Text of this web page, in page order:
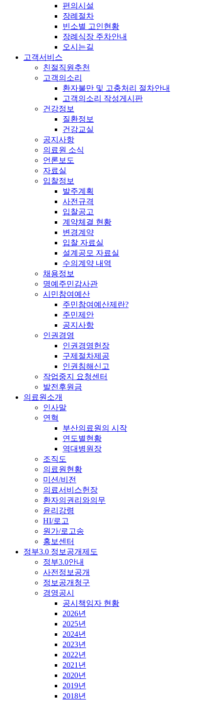
편의시설
장례절차
빈소별 고인현황
장례식장 주차안내
오시는길
고객서비스
친절직원추천
고객의소리
환자불만 및 고충처리 절차안내
고객의소리 작성게시판
건강정보
질환정보
건강교실
공지사항
의료원 소식
언론보도
자료실
입찰정보
발주계획
사전규격
입찰공고
계약체결 현황
변경계약
입찰 자료실
설계공모 자료실
수의계약 내역
채용정보
명예주민감사관
시민참여예산
주민참여예산제란?
주민제안
공지사항
인권경영
인권경영헌장
구제절차제공
인권침해신고
작업중지 요청센터
발전후원금
의료원소개
인사말
연혁
부산의료원의 시작
연도별현황
역대병원장
조직도
의료원현황
미션/비전
의료서비스헌장
환자의권리와의무
윤리강령
HI/로고
원가/로고송
홍보센터
정부3.0 정보공개제도
정부3.0안내
사전정보공개
정보공개청구
경영공시
공시책임자 현황
2026년
2025년
2024년
2023년
2022년
2021년
2020년
2019년
2018년